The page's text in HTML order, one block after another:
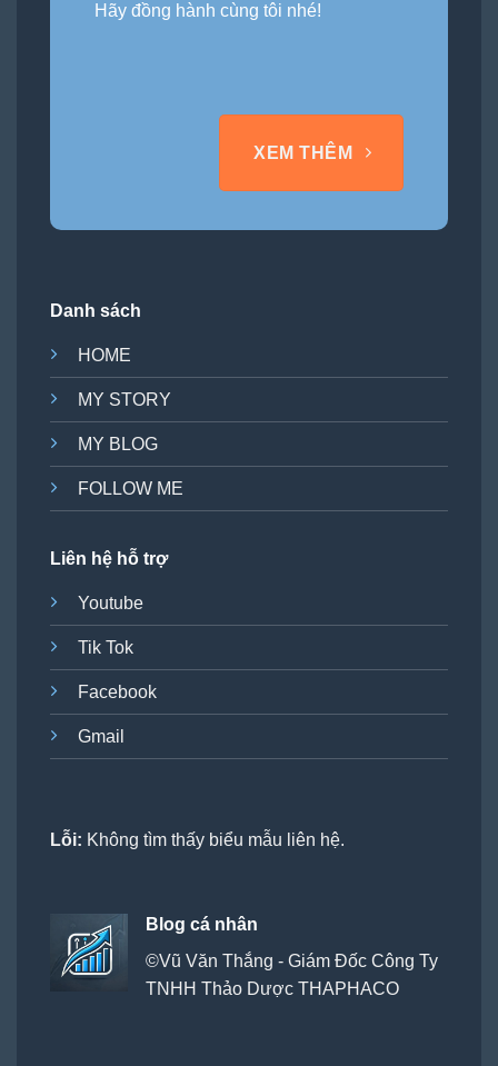
Hãy đồng hành cùng tôi nhé!
XEM THÊM
Danh sách
HOME
MY STORY
MY BLOG
FOLLOW ME
Liên hệ hỗ trợ
Youtube
Tik Tok
Facebook
Gmail
Lỗi: Không tìm thấy biểu mẫu liên hệ.
Blog cá nhân
©Vũ Văn Thắng - Giám Đốc Công Ty
TNHH Thảo Dược THAPHACO